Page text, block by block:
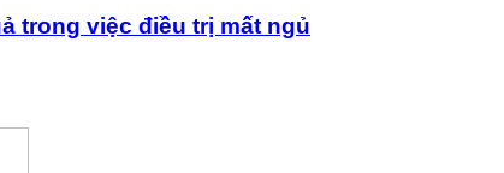
trong việc điều trị mất ngủ